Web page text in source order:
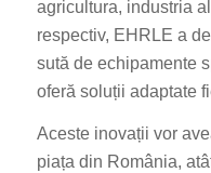
agricultura, industria
respectiv, EHRLE a
sută de echipamente
oferă soluții adaptate
Aceste inovații vor
piața din România,